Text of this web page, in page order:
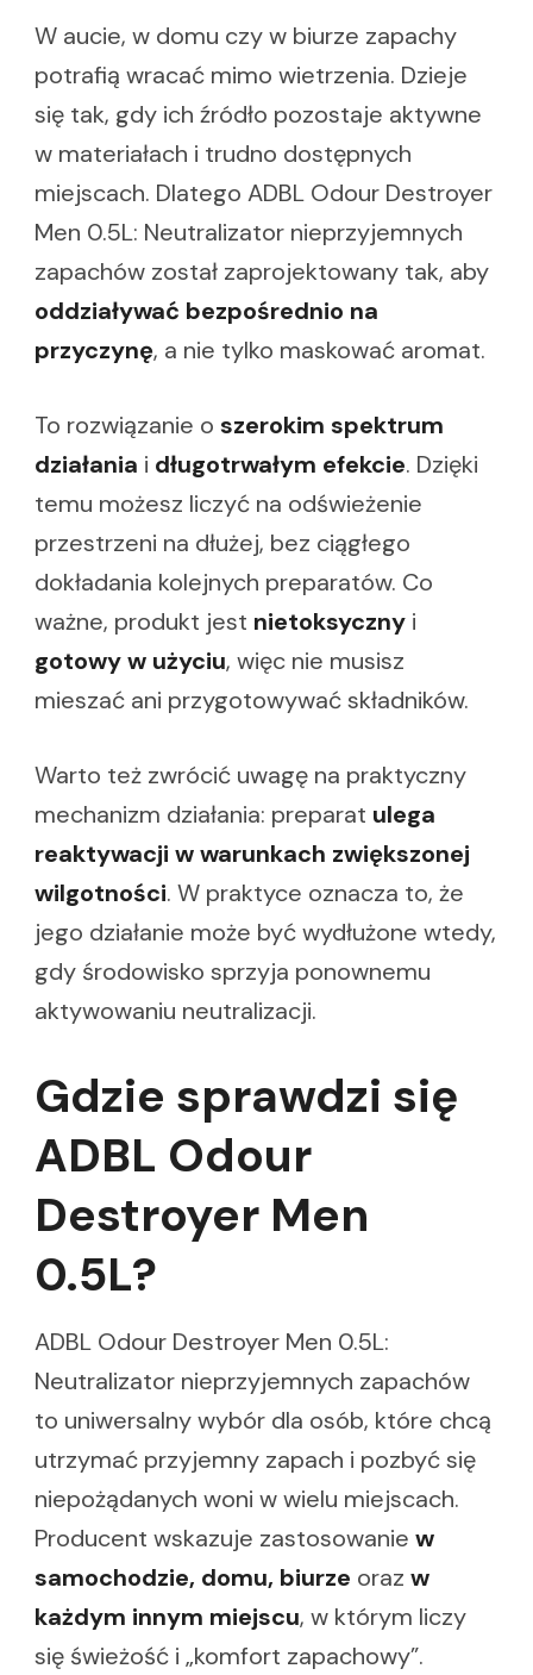
W aucie, w domu czy w biurze zapachy
potrafią wracać mimo wietrzenia. Dzieje
się tak, gdy ich źródło pozostaje aktywne
w materiałach i trudno dostępnych
miejscach. Dlatego ADBL Odour Destroyer
Men 0.5L: Neutralizator nieprzyjemnych
zapachów został zaprojektowany tak, aby
oddziaływać bezpośrednio na
przyczynę, a nie tylko maskować aromat.
To rozwiązanie o szerokim spektrum
działania i długotrwałym efekcie. Dzięki
temu możesz liczyć na odświeżenie
przestrzeni na dłużej, bez ciągłego
dokładania kolejnych preparatów. Co
ważne, produkt jest nietoksyczny i
gotowy w użyciu, więc nie musisz
mieszać ani przygotowywać składników.
Warto też zwrócić uwagę na praktyczny
mechanizm działania: preparat ulega
reaktywacji w warunkach zwiększonej
wilgotności. W praktyce oznacza to, że
jego działanie może być wydłużone wtedy,
gdy środowisko sprzyja ponownemu
aktywowaniu neutralizacji.
Gdzie sprawdzi się
ADBL Odour
Destroyer Men
0.5L?
ADBL Odour Destroyer Men 0.5L:
Neutralizator nieprzyjemnych zapachów
to uniwersalny wybór dla osób, które chcą
utrzymać przyjemny zapach i pozbyć się
niepożądanych woni w wielu miejscach.
Producent wskazuje zastosowanie w
samochodzie, domu, biurze oraz w
każdym innym miejscu, w którym liczy
się świeżość i „komfort zapachowy”.